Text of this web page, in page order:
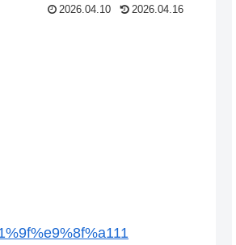
2026.04.10 2026.04.16